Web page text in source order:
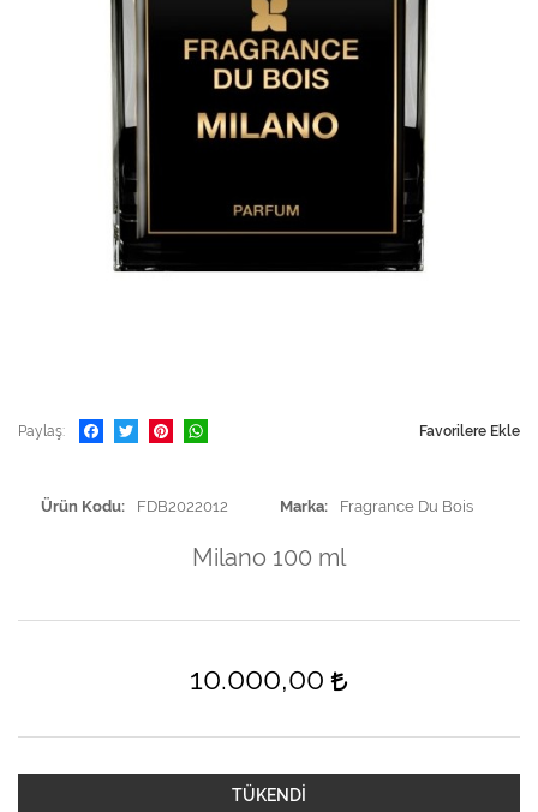
Paylaş Favorilere Ekle
Ürün Kodu FDB2022012 Marka Fragrance Du Bois
Milano 100 ml
10.000,00
TÜKENDİ